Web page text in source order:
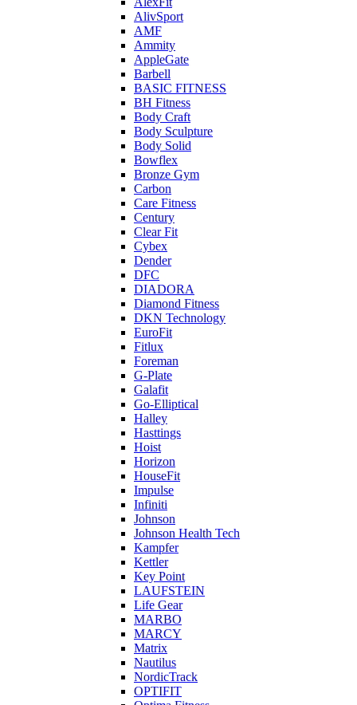
AlivSport
AMF
Ammity
AppleGate
Barbell
BASIC FITNESS
BH Fitness
Body Craft
Body Sculpture
Body Solid
Bowflex
Bronze Gym
Carbon
Care Fitness
Century
Clear Fit
Cybex
Dender
DFC
DIADORA
Diamond Fitness
DKN Technology
EuroFit
Fitlux
Foreman
G-Plate
Galafit
Go-Elliptical
Halley
Hasttings
Hoist
Horizon
HouseFit
Impulse
Infiniti
Johnson
Johnson Health Tech
Kampfer
Kettler
Key Point
LAUFSTEIN
Life Gear
MARBO
MARCY
Matrix
Nautilus
NordicTrack
OPTIFIT